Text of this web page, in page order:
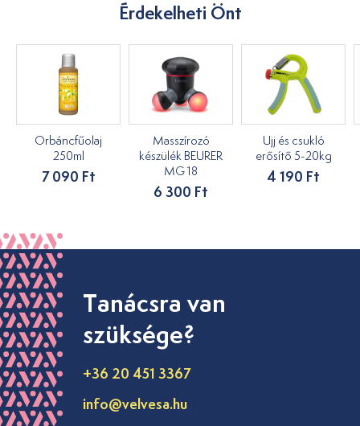
Érdekelheti Önt
Orbáncfűolaj
250ml
7 090 Ft
Masszírozó
készülék BEURER
MG 18
6 300 Ft
Ujj és csukló
erősítő 5-20kg
4 190 Ft
Tanácsra van
szüksége?
+36 20 451 3367
info@velvesa.hu